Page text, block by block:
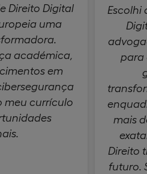
Direito Digital
uma
académica,
em
meu currículo
Escolhi
para
mais
Direito
futuro.